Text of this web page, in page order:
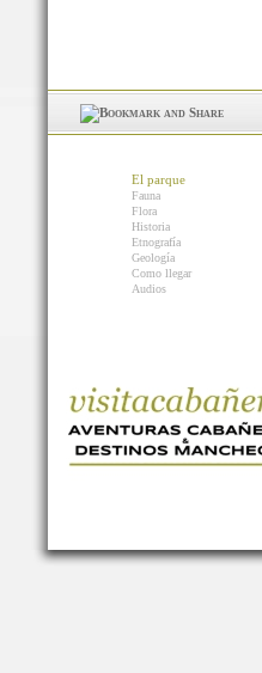
El parque
Fauna
Flora
Historia
Etnografía
Geología
Como llegar
Audios